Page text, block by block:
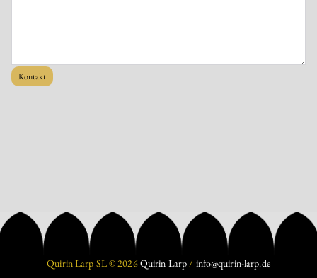
Kontakt
Quirin Larp SL © 2026Quirin Larp/ info@quirin-larp.de